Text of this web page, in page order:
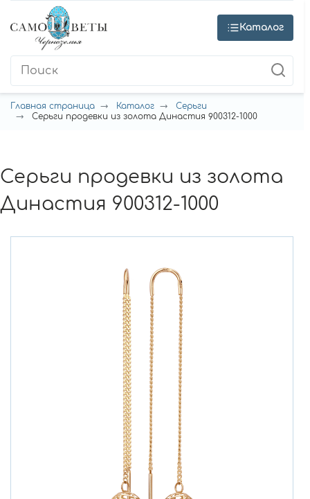
Каталог
Главная страница Каталог
Серьги
Серьги продевки из золота Династия 900312-1000
Серьги продевки из золота
Династия 900312-1000